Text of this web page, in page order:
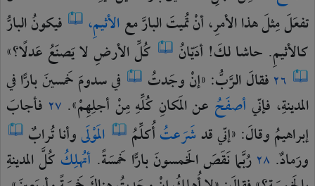
تفعَلَمِثلَهذاالأمرِ،أنْتُميتَالبارَّمعالأثيمِ، فيكونُالبارُّ
كالأثيمِ. حاشالكَ! أدَيّانُ كُلِّالأرضِلايَصنَعُعَدلًا؟»
٢٦ فقالَالرَّبُّ:«إنْوجَدتُ فيسدومَخَمسينَبارًّافي
المدينةِ، فإنّيأصفَحُ عنالمَكانِ كُلِّهِمِنْأجلِهِمْ». ٢٧ فأجابَ
إبراهيمُوقالَ:«إنّيقدشَرَعتُأُكلِّمُ المَوْلَىوأناتُرابٌ
ورَمادٌ. ٢٨ رُبَّمانَقَصَالخَمسونَبارًّاخَمسَةً. أتُهلِكُكُلَّالمدينةِ